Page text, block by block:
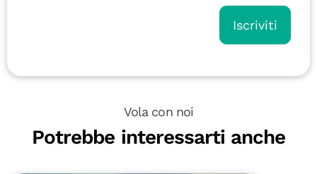
Iscriviti
Vola con noi
Potrebbe interessarti anche